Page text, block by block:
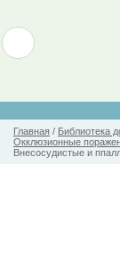
Главная / Библиотека
Окклюзионные
Внесосудистые и